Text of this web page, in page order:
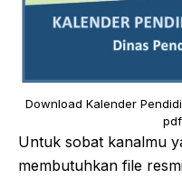
Download Kalender
Untuk sobat kanalmu
membutuhkan file